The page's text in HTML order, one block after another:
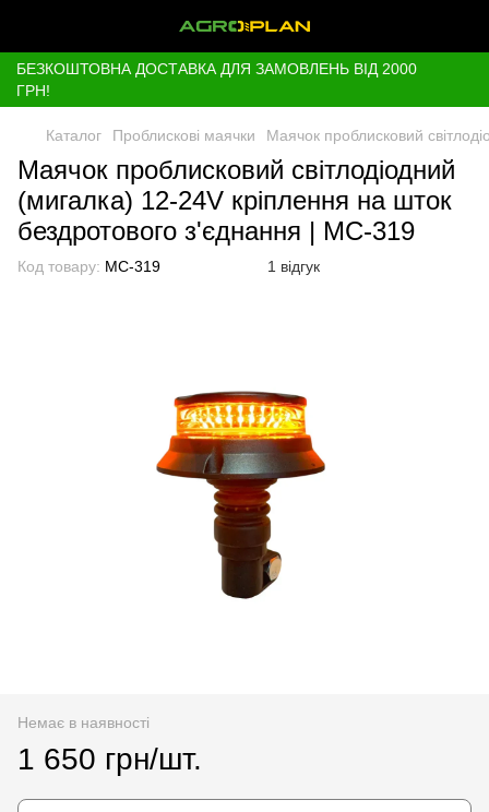
БЕЗКОШТОВНА ДОСТАВКА ДЛЯ ЗАМОВЛЕНЬ ВІД 2000
ГРН!
Каталог Проблискові маячки Маячок проблисковий
Маячок проблисковий світлодіодний
(мигалка) 12-24V кріплення на шток
бездротового з'єднання | МС-319
Код товару: МС-319 1 відгук
Немає в наявності
1 650 грн/шт.